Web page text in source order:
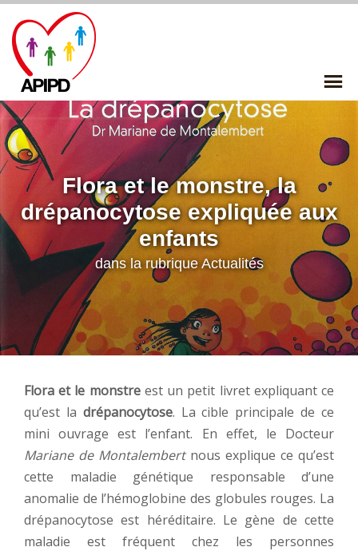
content
Flora et le monstre, la
drépanocytose expliquée aux
enfants
dans la rubriqueActualités
Flora et le monstreest un petit livret expliquant ce
qu’est la drépanocytose. La cible principale de ce
mini ouvrage est l’enfant. En effet, le Docteur
Mariane de Montalembertnous explique ce qu’est
cette maladie génétique responsable d’une
anomalie de l’hémoglobine des globules rouges. La
drépanocytose est héréditaire. Le gène de cette
maladie est fréquent chez les personnes